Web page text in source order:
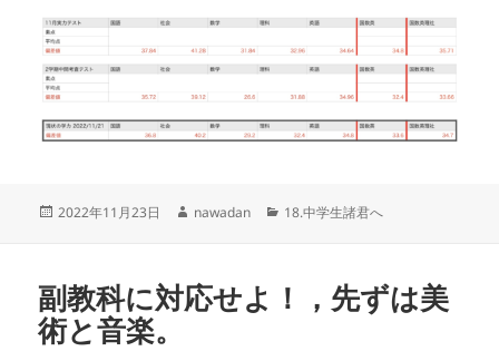
投
2022年11月23日
作
nawadan
カ
ー
18.中学生諸君へ
副教科に対応せよ！，先ずは美
術と音楽。